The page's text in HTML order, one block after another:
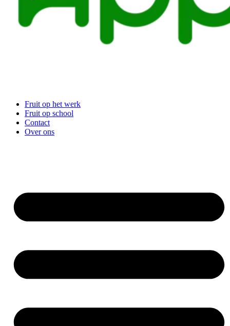
Fruit op het werk
Fruit op school
Contact
Over ons